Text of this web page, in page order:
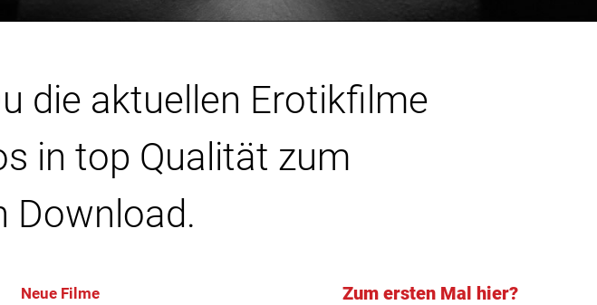
die aktuellen Erotikfilme
in top Qualität zum
Download.
Neue Filme Zum ersten Mal hier?